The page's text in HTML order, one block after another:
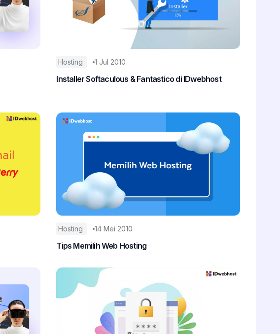
Hosting 1 Jul 2010
Installer Softaculous & Fantastico di IDwebhost
Hosting 14 Mei 2010
Tips Memilih Web Hosting